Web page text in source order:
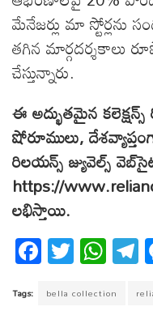
మేనేజర్లు మా స్టోర్లను
తగిన మార్గదర్శకాలు
చేస్తున్నారు.
ఈ అద్భుతమైన కలెక్షన్స్
షోరూములు,
రిలయన్స్ జ్యువెల్స్‌
https://
లభిస్తాయి.
Fa
ce
bo
T
wi
tt
W
ha
ts
T
Tags: bella collection